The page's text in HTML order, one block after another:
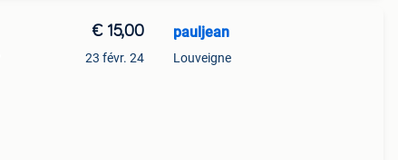
€ 15,00
23 févr. 24
pauljean
Louveigne